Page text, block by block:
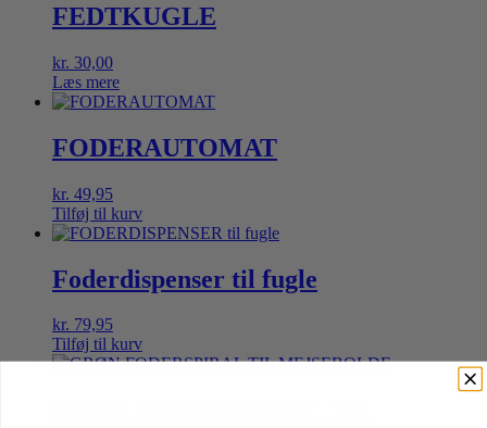
FEDTKUGLE
kr. 30,00
Læs mere
FODERAUTOMAT
kr. 49,95
Tilføj til kurv
Foderdispenser til fugle
kr. 79,95
Tilføj til kurv